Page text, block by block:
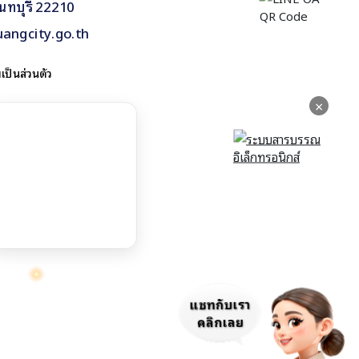
×
แชทกับเรา
คลิกเลย
ทบุรี 22210
ป็นส่วนตัว